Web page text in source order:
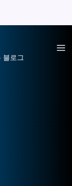
블로그